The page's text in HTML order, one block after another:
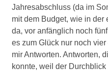
Jahresabschluss (da im
mit dem Budget, wie in der
da, vor anfänglich noch
es zum Glück nur noch
mir Antworten. Antworten,
konnte, weil der